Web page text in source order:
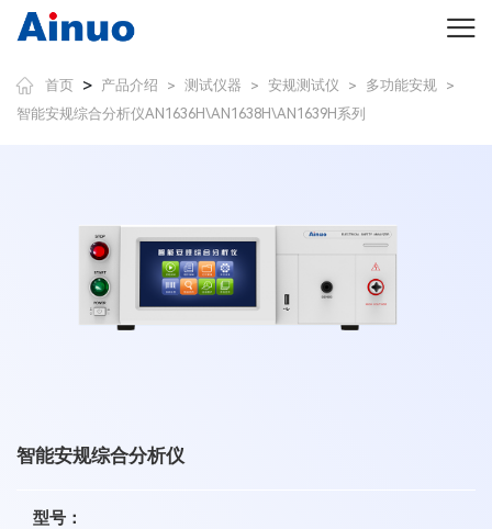
首页 > 产品介绍 > 测试仪器 > 安规测试仪 > 多功能安规 >
智能安规综合分析仪AN1636H\AN1638H\AN1639H系列
智能安规综合分析仪
型号：